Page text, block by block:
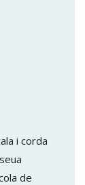
i corda
de